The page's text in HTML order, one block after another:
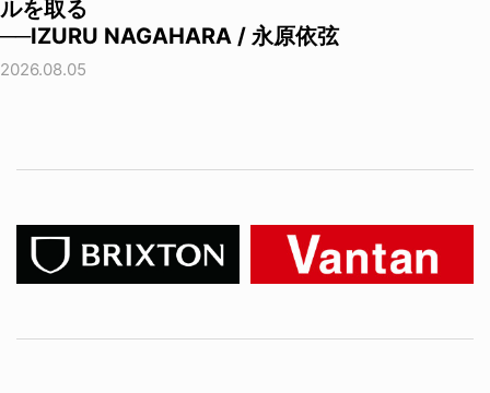
ルを取る
──IZURU NAGAHARA / 永原依弦
2026.08.05